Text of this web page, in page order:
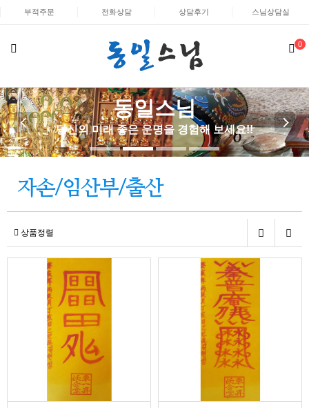
부적주문 전화상담 상담후기 스님상담실
0
동일스님
당신의 미래 좋은 운명을 경험해 보세요!!
자손/임산부/출산
상품정렬